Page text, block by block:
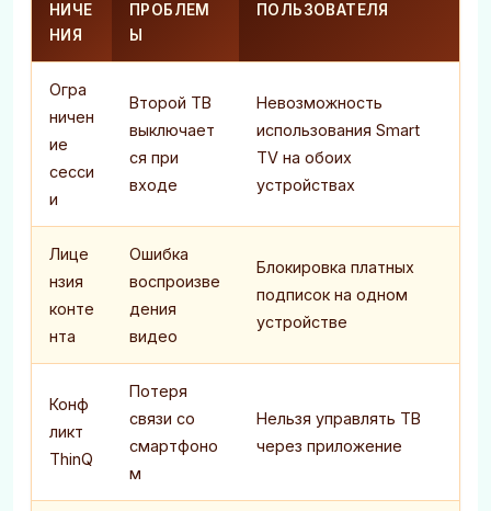
НИЧЕ
НИЯ
ПРОБЛЕМ
Ы
ПОЛЬЗОВАТЕЛЯ
Огра
ничен
ие
сесси
и
Второй ТВ
выключает
ся при
входе
Невозможность
использования Smart
TV на обоих
устройствах
Лице
нзия
конте
нта
Ошибка
воспроизве
дения
видео
Блокировка платных
подписок на одном
устройстве
Конф
ликт
ThinQ
Потеря
связи со
смартфоно
м
Нельзя управлять ТВ
через приложение